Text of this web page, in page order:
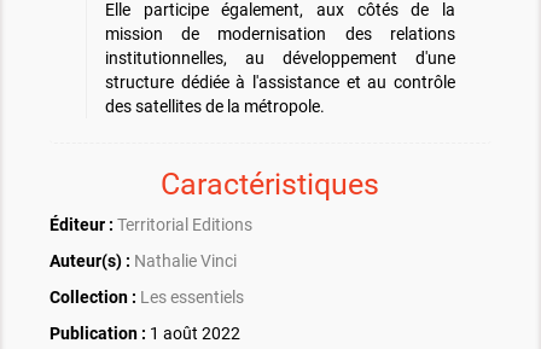
Elle participe également, aux côtés de la
mission de modernisation des relations
institutionnelles, au développement d'une
structure dédiée à l'assistance et au contrôle
des satellites de la métropole.
Caractéristiques
Éditeur : Territorial Editions
Auteur(s) : Nathalie Vinci
Collection : Les essentiels
Publication : 1 août 2022